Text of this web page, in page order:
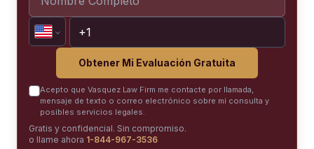
Obtener Mi Evaluación Gratuita
Acepto que Vasquez Law Firm me contacte por llamada,
mensaje de texto o correo electrónico sobre mi consulta y
posibles servicios legales.
Gratis y confidencial. Sin compromiso.
o llame ahora 1-844-967-3536